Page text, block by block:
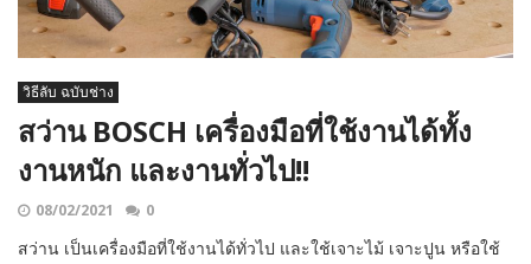
วิธีลับ ฉบับช่าง
สว่าน BOSCH เครื่องมือที่ใช้งานได้ทั้ง
งานหนัก และงานทั่วไป!!
08/02/2021 0
สว่าน เป็นเครื่องมือที่ใช้งานได้ทั่วไป และใช้เจาะไม้ เจาะปูน หรือใช้